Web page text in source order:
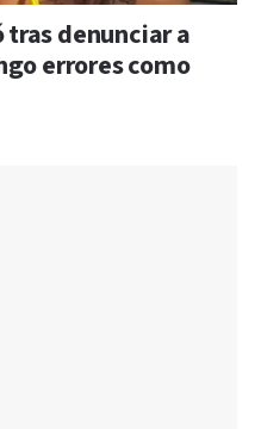
tras denunciar a
errores como